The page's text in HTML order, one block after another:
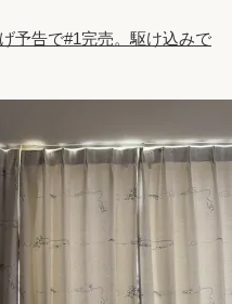
予告で#1完売。駆け込みで